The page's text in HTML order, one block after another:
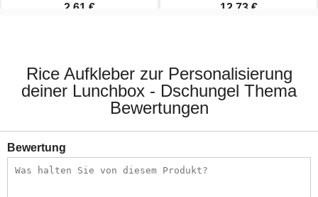
2,61 € 12,73 €
Rice Aufkleber zur Personalisierung
deiner Lunchbox - Dschungel Thema
Bewertungen
Bewertung